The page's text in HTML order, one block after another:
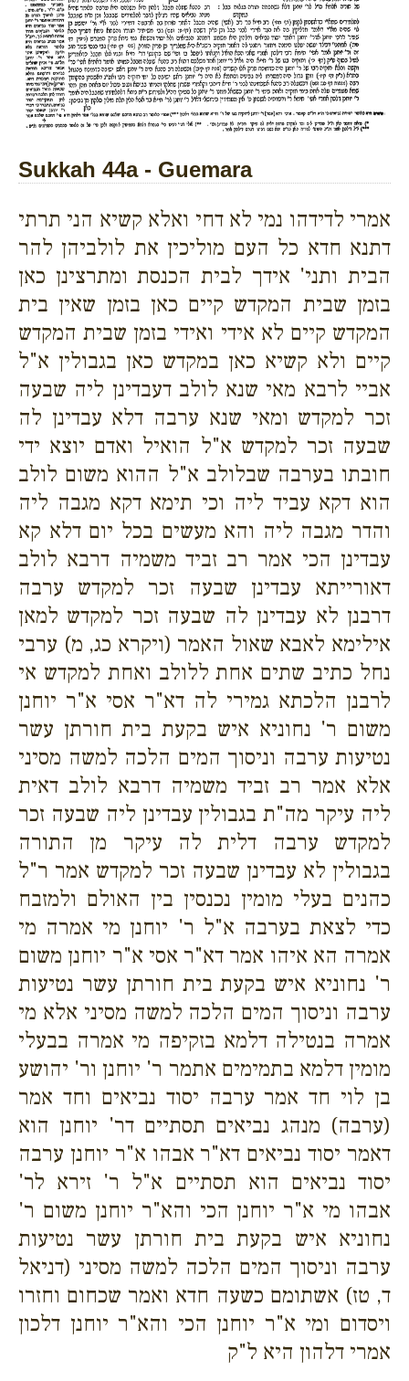
Sukkah 44a - Guemara
אמרי לדידהו נמי לא דחי ואלא קשיא הני תרתי
דתנא חדא כל העם מוליכין את לולביהן להר
הבית ותני' אידך לבית הכנסת ומתרצינן כאן
בזמן שבית המקדש קיים כאן בזמן שאין בית
המקדש קיים לא אידי ואידי בזמן שבית המקדש
קיים ולא קשיא כאן במקדש כאן בגבולין א"ל
אביי לרבא מאי שנא לולב דעבדינן ליה שבעה
זכר למקדש ומאי שנא ערבה דלא עבדינן לה
שבעה זכר למקדש א"ל הואיל ואדם יוצא ידי
חובתו בערבה שבלולב א"ל ההוא משום לולב
הוא דקא עביד ליה וכי תימא דקא מגבה ליה
והדר מגבה ליה והא מעשים בכל יום דלא קא
עבדינן הכי אמר רב זביד משמיה דרבא לולב
דאורייתא עבדינן שבעה זכר למקדש ערבה
דרבנן לא עבדינן לה שבעה זכר למקדש למאן
אילימא לאבא שאול האמר (ויקרא כג, מ) ערבי
נחל כתיב שתים אחת ללולב ואחת למקדש אי
לרבנן הלכתא גמירי לה דא"ר אסי א"ר יוחנן
משום ר' נחוניא איש בקעת בית חורתן עשר
נטיעות ערבה וניסוך המים הלכה למשה מסיני
אלא אמר רב זביד משמיה דרבא לולב דאית
ליה עיקר מה"ת בגבולין עבדינן ליה שבעה זכר
למקדש ערבה דלית לה עיקר מן התורה
בגבולין לא עבדינן שבעה זכר למקדש אמר ר"ל
כהנים בעלי מומין נכנסין בין האולם ולמזבח
כדי לצאת בערבה א"ל ר' יוחנן מי אמרה מי
אמרה הא איהו אמר דא"ר אסי א"ר יוחנן משום
ר' נחוניא איש בקעת בית חורתן עשר נטיעות
ערבה וניסוך המים הלכה למשה מסיני אלא מי
אמרה בנטילה דלמא בזקיפה מי אמרה בבעלי
מומין דלמא בתמימים אתמר ר' יוחנן ור' יהושע
בן לוי חד אמר ערבה יסוד נביאים וחד אמר
(ערבה) מנהג נביאים תסתיים דר' יוחנן הוא
דאמר יסוד נביאים דא"ר אבהו א"ר יוחנן ערבה
יסוד נביאים הוא תסתיים א"ל ר' זירא לר'
אבהו מי א"ר יוחנן הכי והא"ר יוחנן משום ר'
נחוניא איש בקעת בית חורתן עשר נטיעות
ערבה וניסוך המים הלכה למשה מסיני (דניאל
ד, טז) אשתומם כשעה חדא ואמר שכחום וחזרו
ויסדום ומי א"ר יוחנן הכי והא"ר יוחנן דלכון
אמרי דלהון היא ל"ק